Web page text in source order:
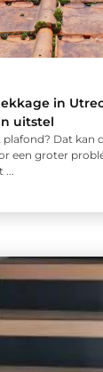
in
uitstel
plafond? Dat kan
een groter